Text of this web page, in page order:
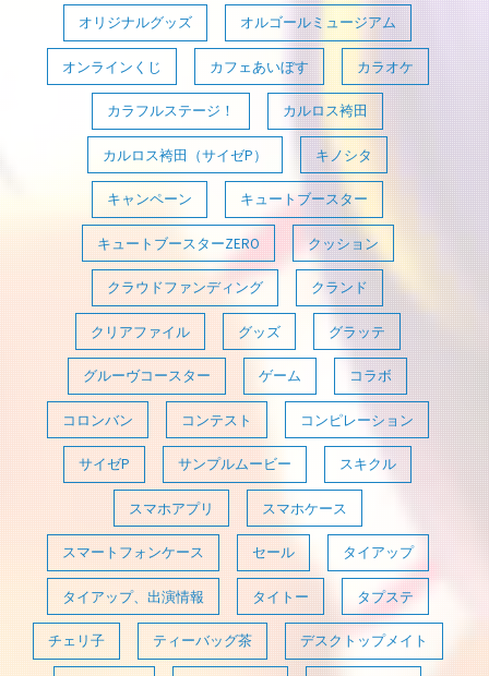
オリジナルグッズ オルゴールミュージアム
オンラインくじ カフェあいぼす カラオケ
カラフルステージ！ カルロス袴田
カルロス袴田（サイゼP） キノシタ
キャンペーン キュートブースター
キュートブースターZERO クッション
クラウドファンディング クランド
クリアファイル グッズ グラッテ
グルーヴコースター ゲーム コラボ
コロンバン コンテスト コンピレーション
サイゼP サンプルムービー スキクル
スマホアプリ スマホケース
スマートフォンケース セール タイアップ
タイアップ、出演情報 タイトー タプステ
チェリ子 ティーバッグ茶 デスクトップメイト